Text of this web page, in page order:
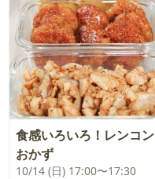
食感いろいろ！レンコン
おかず
10/14 (日) 17:00〜17:30